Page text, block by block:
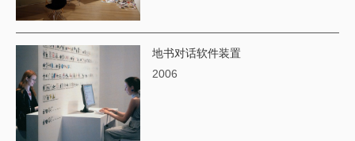
地书对话软件装置
2006